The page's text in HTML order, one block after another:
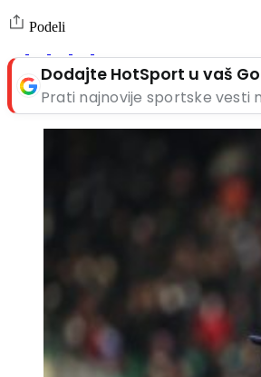
Podeli
Dodajte HotSport u vaš
Prati najnovije sportske vesti